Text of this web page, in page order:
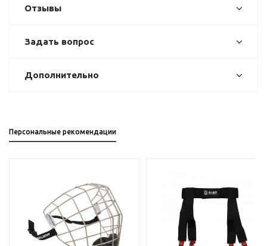
Отзывы
Задать вопрос
Дополнительно
Персональные рекомендации